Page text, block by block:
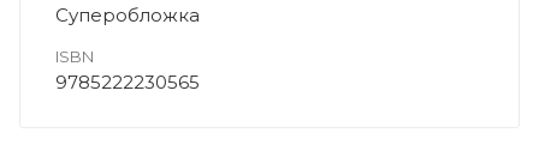
Суперобложка
ISBN
9785222230565